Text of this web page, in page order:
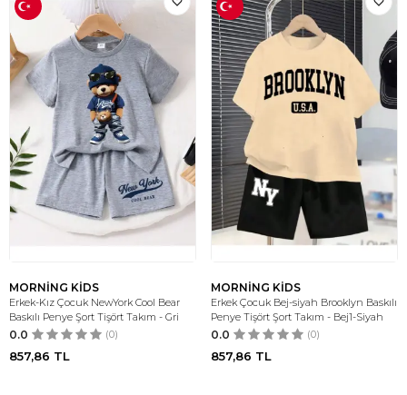
MORNİNG KİDS
Erkek-Kız Çocuk NewYork Cool Bear
Baskılı Penye Şort Tişört Takım - Gri
0.0 (0)
857,86 TL
MORNİNG KİDS
Erkek Çocuk Bej-siyah Brooklyn Baskılı
Penye Tişört Şort Takım - Bej1-Siyah
0.0 (0)
857,86 TL